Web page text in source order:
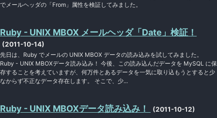
でメールヘッダの「From」属性を検証してみました。
Ruby - UNIX MBOX メールヘッダ「Date」検証！
(2011-10-14)
先日は、Ruby でメールの UNIX MBOX データの読み込みを試してみました。
Ruby - UNIX MBOXデータ読み込み！ 今後、この読み込んだデータを MySQL に保
存することを考えていますが、何万件とあるデータを一気に取り込もうとすると少
なからず不正なデータ存在します。 そこで、少...
Ruby - UNIX MBOXデータ読み込み！ (2011-10-12)